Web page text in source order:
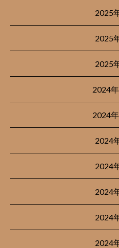
2025
2025
2025
2024
2024
2024
2024
2024
2024
2024